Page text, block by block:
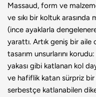
Massaud, form ve
ve sıkı bir koltuk
(ince ayaklarla
yarattı. Artık geniş bir
tasarım unsurlarını
yakası gibi katlanan kol
ve hafiflik katan sürpriz bir
serbestçe katlanabilen